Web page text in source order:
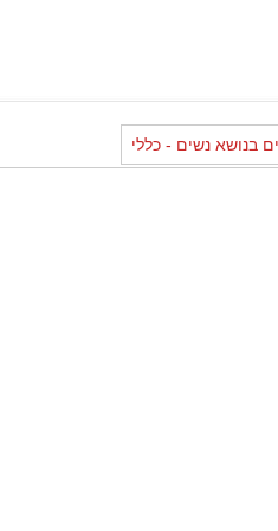
בנושא נשים - כללי